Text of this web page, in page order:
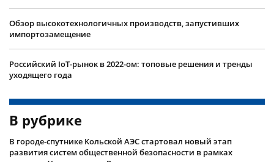
Обзор высокотехнологичных производств, запустивших
импортозамещение
Российский IoT-рынок в 2022-ом: топовые решения и тренды
уходящего года
В рубрике
В городе-спутнике Кольской АЭС стартовал новый этап
развития систем общественной безопасности в рамках